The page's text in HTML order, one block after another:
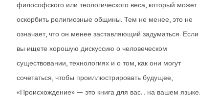
философского или теологического веса, который может
оскорбить религиозные общины. Тем не менее, это не
означает, что он менее заставляющий задуматься. Если
вы ищете хорошую дискуссию о человеческом
существовании, технологиях и о том, как они могут
сочетаться, чтобы проиллюстрировать будущее,
«Происхождение» — это книга для вас... на вашем языке.